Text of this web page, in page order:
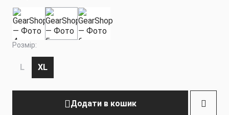
Розмір:
L XL
Додати в кошик